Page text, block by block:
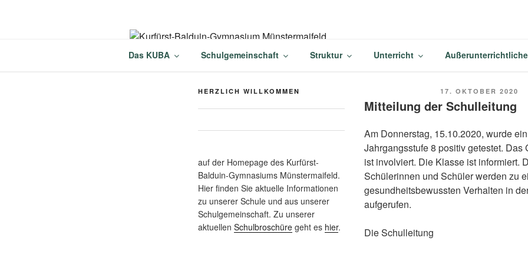
KURFÜRST-BALDUIN-
MÜNSTERMAIFELD
Das KUBA Schulgemeinschaft Struktur Unterricht
VERÖFFENTLICHT
17. OKTOBER 2020
Mitteilung der Schulleitung
Am Donnerstag, 15.10.2020, wurde
Jahrgangsstufe 8 positiv getestet. Das
ist involviert. Die Klasse ist informiert.
Schülerinnen und Schüler werden zu
gesundheitsbewussten Verhalten in
aufgerufen.
Die Schulleitung
HERZLICH WILLKOMMEN
auf der Homepage des Kurfürst-
Balduin-Gymnasiums Münstermaifeld.
Hier finden Sie aktuelle Informationen
zu unserer Schule und aus unserer
Schulgemeinschaft. Zu unserer
aktuellen Schulbroschüre geht es hier.